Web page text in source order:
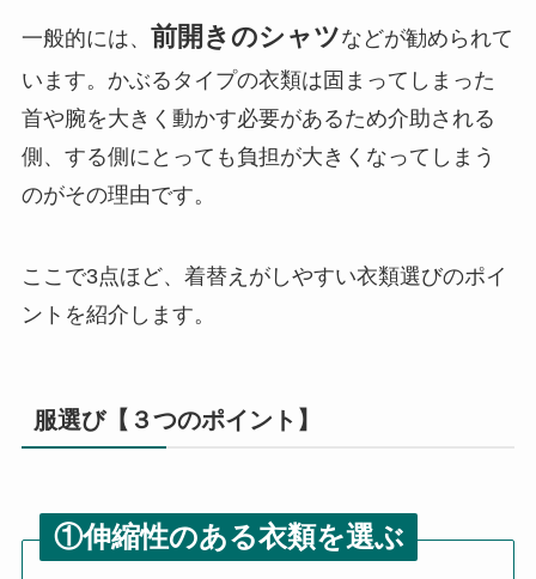
一般的には、 前開きのシャツなどが勧められて
います。かぶるタイプの衣類は固まってしまった
首や腕を大きく動かす必要があるため介助される
側、する側にとっても負担が大きくなってしまう
のがその理由です。
ここで3点ほど、着替えがしやすい衣類選びのポイ
ントを紹介します。
服選び【３つのポイント】
①伸縮性のある衣類を選ぶ